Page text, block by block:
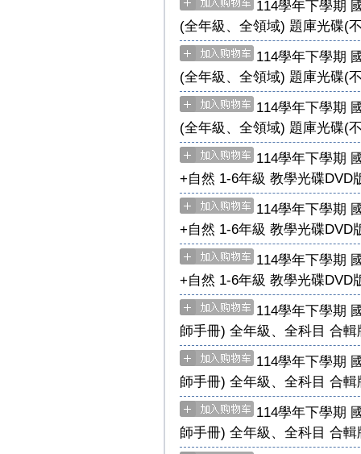
114學年下學期
(全年級、全領域) 題庫光碟(
114學年下學期
(全年級、全領域) 題庫光碟(
114學年下學期
(全年級、全領域) 題庫光碟(
114學年下學期
+自然 1-6年級 教學光碟DVD
114學年下學期
+自然 1-6年級 教學光碟DVD
114學年下學期
+自然 1-6年級 教學光碟DVD
114學年下學期
師手冊) 全年級、全科目 合輯
114學年下學期
師手冊) 全年級、全科目 合輯
114學年下學期
師手冊) 全年級、全科目 合輯